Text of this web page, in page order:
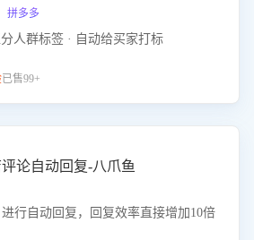
多多
人群标签 · 自动给买家打标
已售99+
论自动回复-八爪鱼
行自动回复，回复效率直接增加10倍